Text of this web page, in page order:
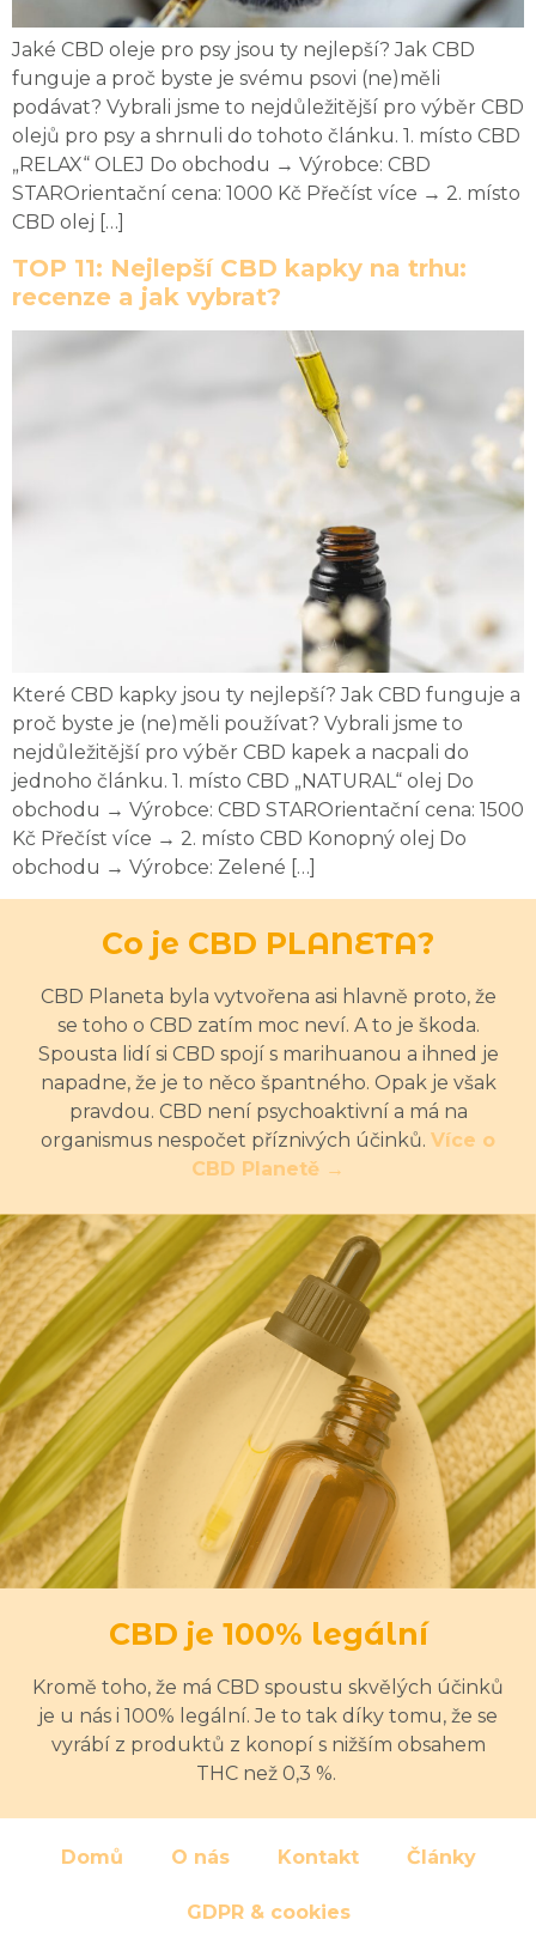
Jaké CBD oleje pro psy jsou ty nejlepší? Jak CBD
funguje a proč byste je svému psovi (ne)měli
podávat? Vybrali jsme to nejdůležitější pro výběr CBD
olejů pro psy a shrnuli do tohoto článku. 1. místo CBD
„RELAX“ OLEJ Do obchodu → Výrobce: CBD
STAROrientační cena: 1000 Kč Přečíst více → 2. místo
CBD olej […]
TOP 11: Nejlepší CBD kapky na trhu:
recenze a jak vybrat?
Které CBD kapky jsou ty nejlepší? Jak CBD funguje a
proč byste je (ne)měli používat? Vybrali jsme to
nejdůležitější pro výběr CBD kapek a nacpali do
jednoho článku. 1. místo CBD „NATURAL“ olej Do
obchodu → Výrobce: CBD STAROrientační cena: 1500
Kč Přečíst více → 2. místo CBD Konopný olej Do
obchodu → Výrobce: Zelené […]
Co je CBD PLANETA?
CBD Planeta byla vytvořena asi hlavně proto, že
se toho o CBD zatím moc neví. A to je škoda.
Spousta lidí si CBD spojí s marihuanou a ihned je
napadne, že je to něco špantného. Opak je však
pravdou. CBD není psychoaktivní a má na
organismus nespočet příznivých účinků. Více o
CBD Planetě →
CBD je 100% legální
Kromě toho, že má CBD spoustu skvělých účinků
je u nás i 100% legální. Je to tak díky tomu, že se
vyrábí z produktů z konopí s nižším obsahem
THC než 0,3 %.
Domů O nás Kontakt Články
GDPR & cookies